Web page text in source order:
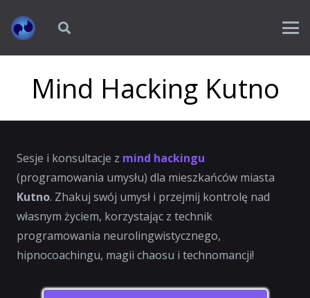
Mind Hacking Kutno
Sesje i konsultacje z mind hackingu
(programowania umysłu) dla mieszkańców miasta
Kutno. Zhakuj swój umysł i przejmij kontrolę nad
własnym życiem, korzystając z technik
programowania neurolingwistycznego,
hipnocoachingu, magii chaosu i technomancji!